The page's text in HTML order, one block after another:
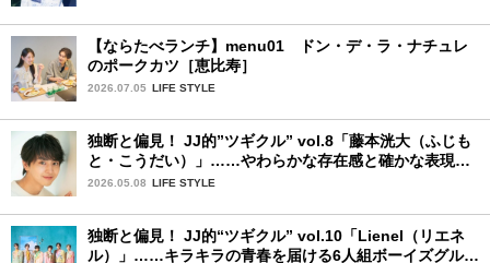
【ならたべランチ】menu01 ドン・デ・ラ・ナチュレ
のポークカツ［恵比寿］
2026.07.05 LIFE STYLE
独断と偏見！ JJ的”ツギクル” vol.8「藤本洸大（ふじも
と・こうだい）」……やわらかな存在感と確かな表現力
で、じわりと心をつかむ注目株
2026.05.08 LIFE STYLE
独断と偏見！ JJ的“ツギクル” vol.10「Lienel（リエネ
ル）」……キラキラの青春を届ける6人組ボーイズグルー